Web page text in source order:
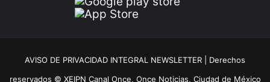
AVISO DE PRIVACIDAD INTEGRAL NEWSLETTER | Derechos
reservados © XEIPN Canal Once, Once Noticias, Ciudad de México